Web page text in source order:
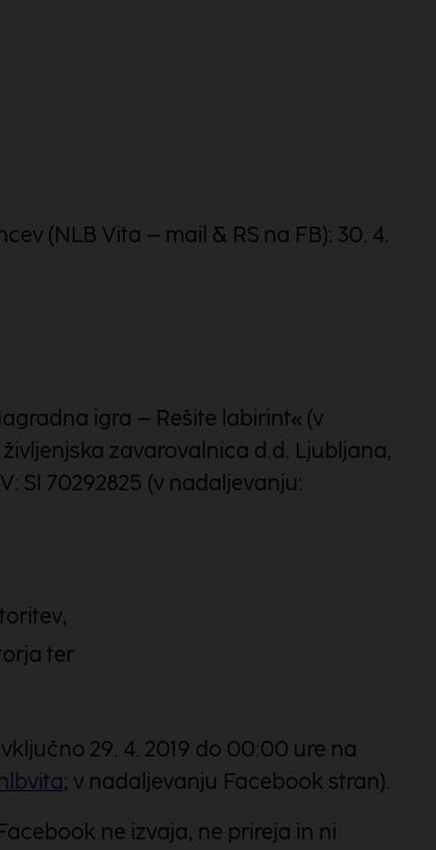
(NLB Vita – mail & RS na FB): 30. 4.
igra – Rešite labirint« (v
zavarovalnica d.d. Ljubljana,
SI 70292825 (v nadaljevanju:
ter
29. 4. 2019 do 00:00 ure na
; v nadaljevanju Facebook stran).
ne izvaja, ne prireja in ni